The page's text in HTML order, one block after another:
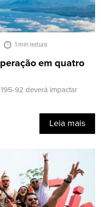
1 min leitura
em quatro
92 deverá impactar
Leia mais